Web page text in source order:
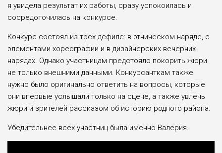
я увидела результат их работы, сразу успокоилась и
сосредоточилась на конкурсе.
Конкурс состоял из трех дефиле: в этническом наряде, с
элементами хореографии и в дизайнерских вечерних
нарядах. Однако участницам предстояло покорить жюри
не только внешними данными. Конкурсанткам также
нужно было оригинально ответить на вопросы, которые
они впервые услышали только на сцене, а также увлечь
жюри и зрителей рассказом об историю родного района.
Убедительнее всех участниц была именно Валерия.